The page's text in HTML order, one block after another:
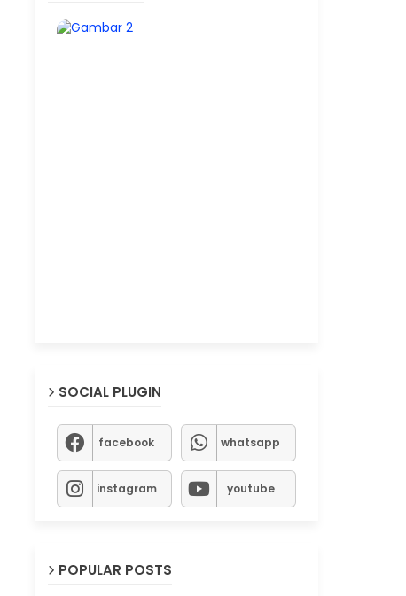
SOCIAL PLUGIN
facebook whatsapp
instagram youtube
POPULAR POSTS